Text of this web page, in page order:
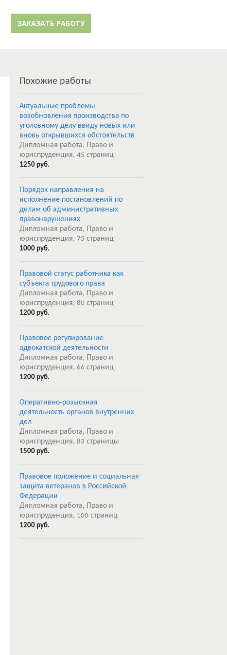
ЗАКАЗАТЬ РАБОТУ
Похожие работы
Актуальные проблемы
возобновления производства по
уголовному делу ввиду новых или
вновь открывшихся обстоятельств
Дипломная работа, Право и
юриспруденция, 45 страниц
1250 руб.
Порядок направления на
исполнение постановлений по
делам об административных
правонарушениях
Дипломная работа, Право и
юриспруденция, 75 страниц
1000 руб.
Правовой статус работника как
субъекта трудового права
Дипломная работа, Право и
юриспруденция, 80 страниц
1200 руб.
Правовое регулирование
адвокатской деятельности
Дипломная работа, Право и
юриспруденция, 66 страниц
1200 руб.
Оперативно-розыскная
деятельность органов внутренних
дел
Дипломная работа, Право и
юриспруденция, 83 страницы
1500 руб.
Правовое положение и социальная
защита ветеранов в Российской
Федерации
Дипломная работа, Право и
юриспруденция, 100 страниц
1200 руб.